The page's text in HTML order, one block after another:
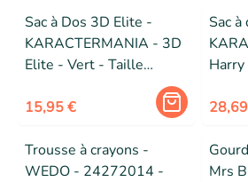
Sac à Dos 3D Elite -
KARACTERMANIA - 3D
Elite - Vert - Taille
unique - Dos et bretelles
rembourrés
15,95 €
Sac à
-
Trousse à crayons -
WEDO - 24272014 -
Mrs